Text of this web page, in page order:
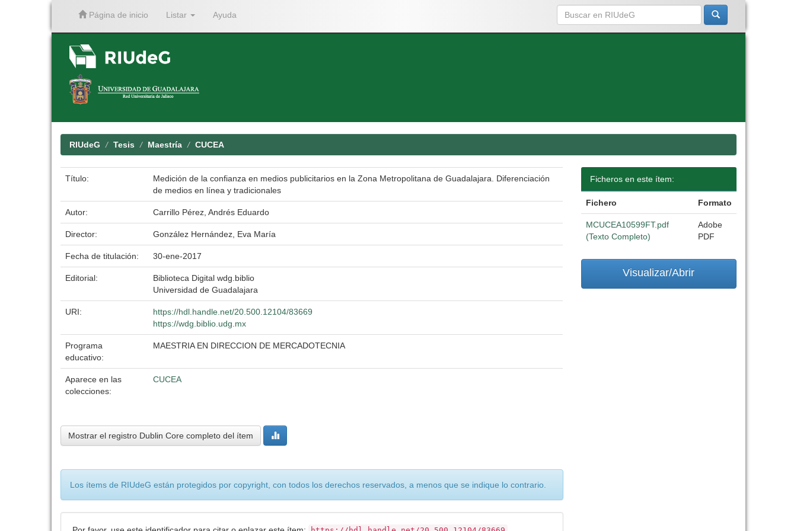
Página de inicio Listar Ayuda
RIUdeG Tesis Maestría CUCEA
Título:
Medición de la confianza en medios publicitarios en la Zona Metropolitana de Guadalajara. Diferenciación
de medios en línea y tradicionales
Autor: Carrillo Pérez, Andrés Eduardo
Director: González Hernández, Eva María
Fecha de titulación: 30-ene-2017
Editorial:
Biblioteca Digital wdg.biblio
Universidad de Guadalajara
URI:
https://hdl.handle.net/20.500.12104/83669
https://wdg.biblio.udg.mx
Programa
educativo:
MAESTRIA EN DIRECCION DE MERCADOTECNIA
Aparece en las
colecciones:
CUCEA
Mostrar el registro Dublin Core completo del ítem
Los ítems de RIUdeG están protegidos por copyright, con todos los derechos reservados, a menos que se indique lo contrario.
Ficheros en este ítem:
Fichero Formato
MCUCEA10599FT.pdf
(Texto Completo)
Adobe
PDF
Visualizar/Abrir